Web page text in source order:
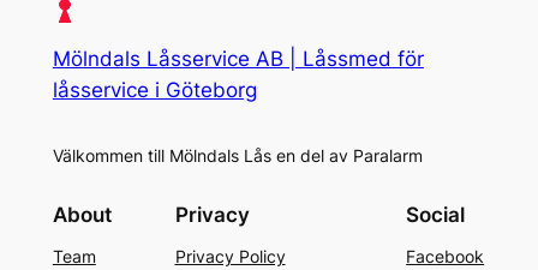
Mölndals Låsservice AB | Låssmed för
låsservice i Göteborg
Välkommen till Mölndals Lås en del av Paralarm
About
Team
Privacy
Privacy Policy
Social
Facebook